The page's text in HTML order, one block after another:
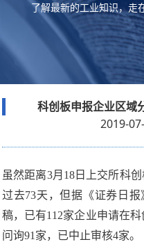
了解最新的工业知识，走
科创板申报企业区域
2019-
虽然距离3月18日上交所科
过去73天，但据《证券日
稿，已有112家企业申请在
问询91家，已中止审核4家。